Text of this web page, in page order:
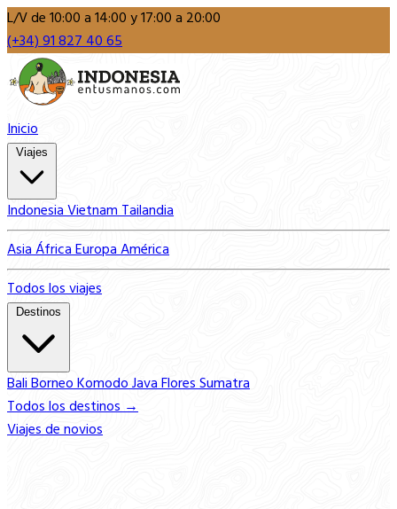
L/V de 10:00 a 14:00 y 17:00 a 20:00
(+34) 91 827 40 65
Inicio
IndonesiaVietnamTailandia
AsiaÁfricaEuropaAmérica
Todos los viajes
BaliBorneoKomodoJavaFloresSumatra
Todos los destinos →
Viajes de novios